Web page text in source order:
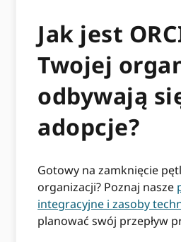
Jak jest
Twojej
odbywają
adopcje?
Gotowy na zamknięcie
organizacji? Poznaj nasze
integracyjne i zasoby
planować swój przepływ